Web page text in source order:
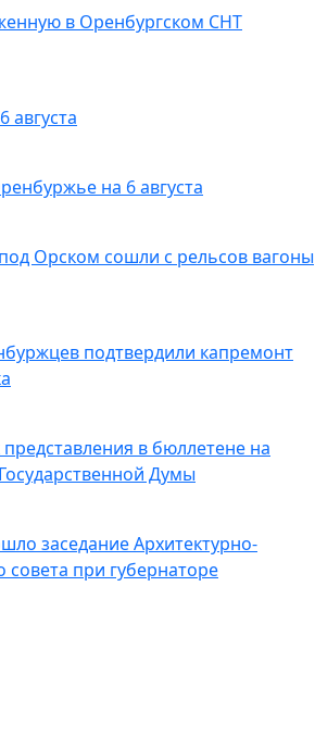
в Оренбургском СНТ
августа
на 6 августа
Орском сошли с рельсов вагоны
подтвердили капремонт
в бюллетене на
Думы
заседание Архитектурно-
совета при губернаторе